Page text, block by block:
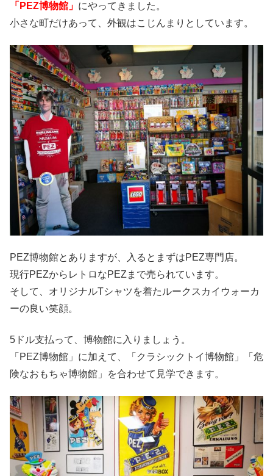
「PEZ博物館」 にやってきました。
小さな町だけあって、外観はこじんまりとしています。
PEZ博物館とありますが、入るとまずはPEZ専門店。
現行PEZからレトロなPEZまで売られています。
そして、オリジナルTシャツを着たルークスカイウォーカ
ーの良い笑顔。
5ドル支払って、博物館に入りましょう。
「PEZ博物館」に加えて、「クラシックトイ博物館」「危
険なおもちゃ博物館」を合わせて見学できます。